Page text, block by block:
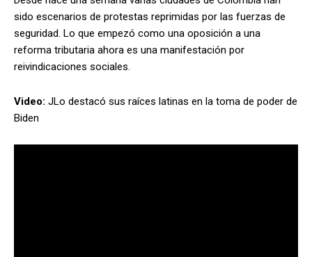
sido escenarios de protestas reprimidas por las fuerzas de
seguridad. Lo que empezó como una oposición a una
reforma tributaria ahora es una manifestación por
reivindicaciones sociales.
Video: JLo destacó sus raíces latinas en la toma de poder de
Biden